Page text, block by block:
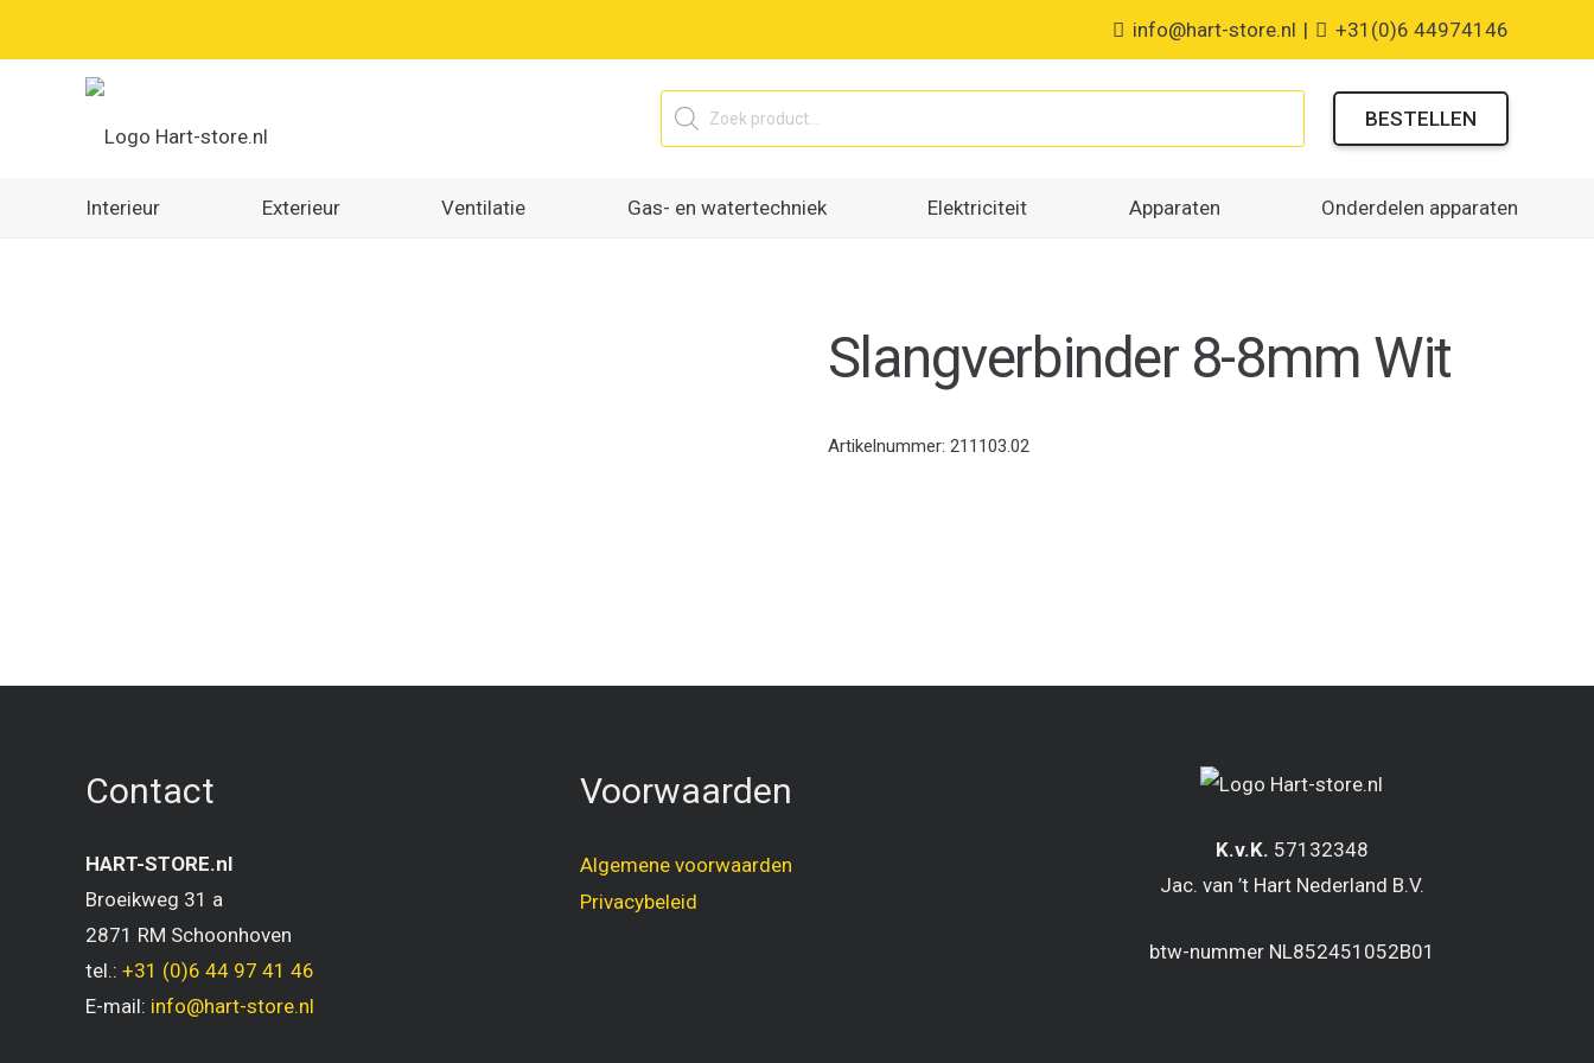
info@hart-store.nl | +31(0)6 44974146
Producten
zoeken
BESTELLEN
Interieur Exterieur Ventilatie Gas- en watertechniek Elektriciteit Apparaten Onderdelen apparaten
Slangverbinder 8-8mm Wit
Artikelnummer: 211103.02
Contact
HART-STORE.nl
Broeikweg 31 a
2871 RM Schoonhoven
tel.: +31 (0)6 44 97 41 46
E-mail: info@hart-store.nl
Voorwaarden
Algemene voorwaarden
Privacybeleid
K.v.K. 57132348
Jac. van ’t Hart Nederland B.V.
btw-nummer NL852451052B01